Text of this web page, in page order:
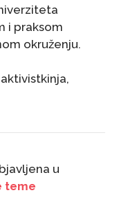
i praksom
okruženju.
u
teme